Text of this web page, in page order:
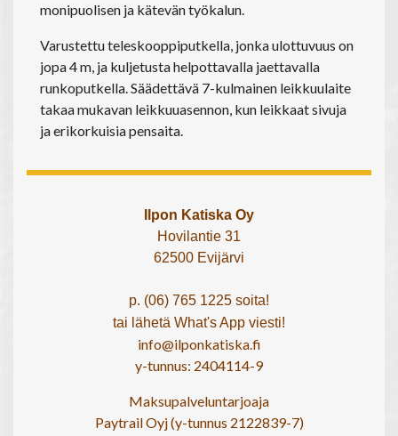
monipuolisen ja kätevän työkalun.
Varustettu teleskooppiputkella, jonka ulottuvuus on
jopa 4 m, ja kuljetusta helpottavalla jaettavalla
runkoputkella. Säädettävä 7-kulmainen leikkuulaite
takaa mukavan leikkuuasennon, kun leikkaat sivuja
ja erikorkuisia pensaita.
Ilpon Katiska Oy
Hovilantie 31
62500 Evijärvi
p. (06) 765 1225 soita!
tai lähetä What's App viesti!
info@ilponkatiska.fi
y-tunnus: 2404114-9
Maksupalveluntarjoaja
Paytrail Oyj (y-tunnus 2122839-7)